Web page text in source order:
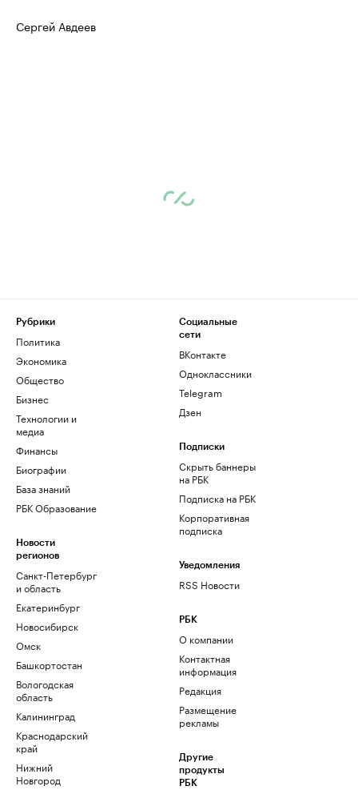
Сергей Авдеев
Рубрики
Политика
Экономика
Общество
Бизнес
Технологии и
медиа
Финансы
Биографии
База знаний
РБК Образование
Новости
регионов
Санкт-Петербург
и область
Екатеринбург
Новосибирск
Омск
Башкортостан
Вологодская
область
Калининград
Краснодарский
край
Нижний
Новгород
Социальные
сети
ВКонтакте
Одноклассники
Telegram
Дзен
Подписки
Скрыть баннеры
на РБК
Подписка на РБК
Корпоративная
подписка
Уведомления
RSS Новости
РБК
О компании
Контактная
информация
Редакция
Размещение
рекламы
Другие
продукты
РБК